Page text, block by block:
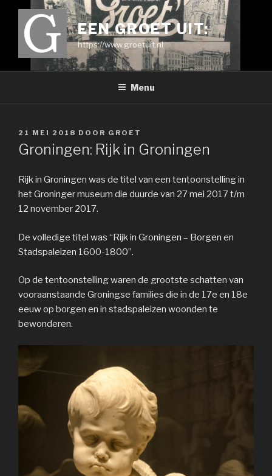
EEN GROET UIT:
https://www.groetuit.nl
Menu
GEPLAATST
OP
21 MEI 2018 DOOR GROET
Groningen: Rijk in Groningen
Rijk in Groningen was de titel van een tentoonstelling in
het Groninger museum die duurde van 27 mei 2017 t/m
12 november 2017.
De volledige titel was “Rijk in Groningen – Borgen en
Stadspaleizen 1600-1800”.
Op de tentoonstelling waren de grootste schatten van
vooraanstaande Groningse families die in de 17e en 18e
eeuw op borgen en in stadspaleizen woonden te
bewonderen.